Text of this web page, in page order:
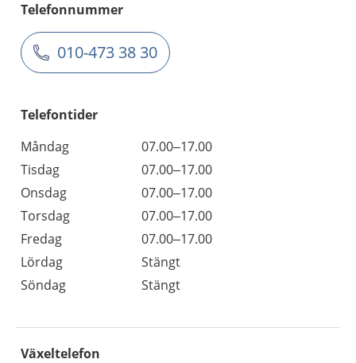
Telefonnummer
010-473 38 30
Telefontider
Måndag
07.00–17.00
Tisdag
07.00–17.00
Onsdag
07.00–17.00
Torsdag
07.00–17.00
Fredag
07.00–17.00
Lördag
Stängt
Söndag
Stängt
Växeltelefon